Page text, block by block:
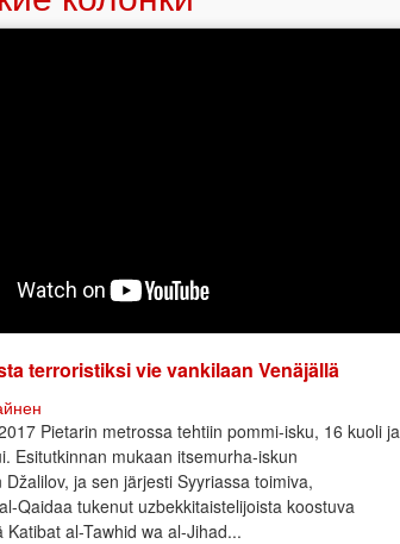
terroristiksi vie vankilaan Venäjällä
Pietarin metrossa tehtiin pommi-isku, 16 kuoli ja
Esitutkinnan mukaan itsemurha-iskun
Džalilov, ja sen järjesti Syyriassa toimiva,
Qaidaa tukenut uzbekkitaistelijoista koostuva
Katibat al-Tawhid wa al-Jihad...